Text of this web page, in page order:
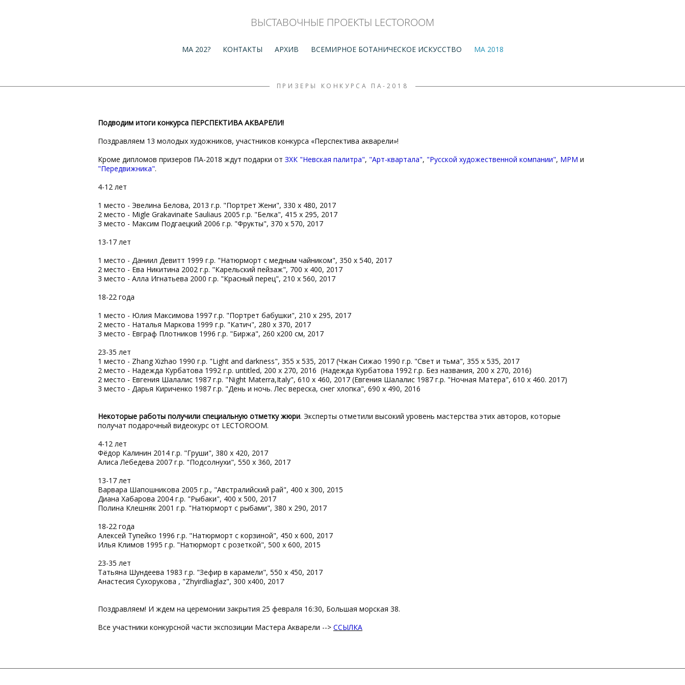
ВЫСТАВОЧНЫЕ ПРОЕКТЫ LECTOROOM
МА 202? КОНТАКТЫ АРХИВ ВСЕМИРНОЕ БОТАНИЧЕСКОЕ ИСКУССТВО МА 2018
ПРИЗЕРЫ КОНКУРСА ПА-2018
Подводим итоги конкурса ПЕРСПЕКТИВА АКВАРЕЛИ!
Поздравляем 13 молодых художников, участников конкурса «Перспектива акварели»!
Кроме дипломов призеров ПА-2018 ждут подарки от ЗХК "Невская палитра", "Арт-квартала", "Русской художественной компании", MPM и
"Передвижника".
4-12 лет
1 место - Эвелина Белова, 2013 г.р. "Портрет Жени", 330 х 480, 2017
2 место - Migle Grakavinaite Sauliaus 2005 г.р. "Белка", 415 x 295, 2017
3 место - Максим Подгаецкий 2006 г.р. "Фрукты", 370 х 570, 2017
13-17 лет
1 место - Даниил Девитт 1999 г.р. "Натюрморт с медным чайником", 350 х 540, 2017
2 место - Ева Никитина 2002 г.р. "Карельский пейзаж", 700 х 400, 2017
3 место - Алла Игнатьева 2000 г.р. "Красный перец", 210 х 560, 2017
18-22 года
1 место - Юлия Максимова 1997 г.р. "Портрет бабушки", 210 х 295, 2017
2 место - Наталья Маркова 1999 г.р. "Катич", 280 х 370, 2017
3 место - Евграф Плотников 1996 г.р. "Биржа", 260 x200 см, 2017
23-35 лет
1 место - Zhang Xizhao 1990 г.р. "Light and darkness", 355 х 535, 2017 (Чжан Сижао 1990 г.р. "Свет и тьма", 355 х 535, 2017
2 место - Надежда Курбатова 1992 г.р. untitled, 200 х 270, 2016 (Надежда Курбатова 1992 г.р. Без названия, 200 х 270, 2016)
2 место - Евгения Шалалис 1987 г.р. "Night Materra,Italy", 610 x 460, 2017 (Евгения Шалалис 1987 г.р. "Ночная Матера", 610 х 460. 2017)
3 место - Дарья Кириченко 1987 г.р. "День и ночь. Лес вереска, снег хлопка", 690 х 490, 2016
Некоторые работы получили специальную отметку жюри. Эксперты отметили высокий уровень мастерства этих авторов, которые
получат подарочный видеокурс от LECTOROOM.
4-12 лет
Фёдор Калинин 2014 г.р. "Груши", 380 х 420, 2017
Алиса Лебедева 2007 г.р. "Подсолнухи", 550 х 360, 2017
13-17 лет
Варвара Шапошникова 2005 г.р., "Австралийский рай", 400 х 300, 2015
Диана Хабарова 2004 г.р. "Рыбаки", 400 х 500, 2017
Полина Клешняк 2001 г.р. "Натюрморт с рыбами", 380 х 290, 2017
18-22 года
Алексей Тупейко 1996 г.р. "Натюрморт с корзиной", 450 х 600, 2017
Илья Климов 1995 г.р. "Натюрморт с розеткой", 500 х 600, 2015
23-35 лет
Татьяна Шундеева 1983 г.р. "Зефир в карамели", 550 х 450, 2017
Анастесия Сухорукова , "Zhyirdliaglaz", 300 x400, 2017
Поздравляем! И ждем на церемонии закрытия 25 февраля 16:30, Большая морская 38.
Все участники конкурсной части экспозиции Мастера Акварели --> ССЫЛКА